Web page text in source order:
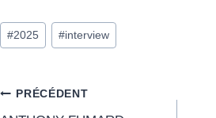
#2025 #interview
PRÉCÉDENT